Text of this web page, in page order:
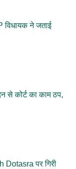
विधायक ने जताई
से कोर्ट का काम ठप,
Dotasra पर गिरी